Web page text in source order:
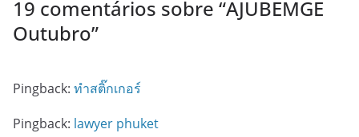
19 comentários sobre “AJUBEMGE
Outubro”
Pingback: ทำสติ๊กเกอร์
Pingback: lawyer phuket